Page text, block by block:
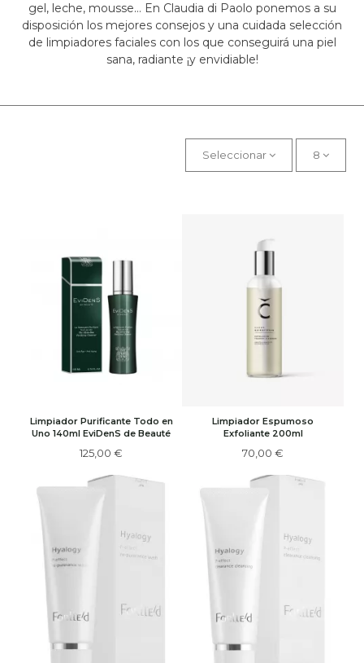
gel, leche, mousse… En Claudia di Paolo ponemos a su
disposición los mejores consejos y una cuidada selección
de limpiadores faciales con los que conseguirá una piel
sana, radiante ¡y envidiable!
Seleccionar 8
Limpiador Purificante Todo en
Uno 140ml EviDenS de Beauté
125,00 €
Limpiador Espumoso
Exfoliante 200ml
70,00 €